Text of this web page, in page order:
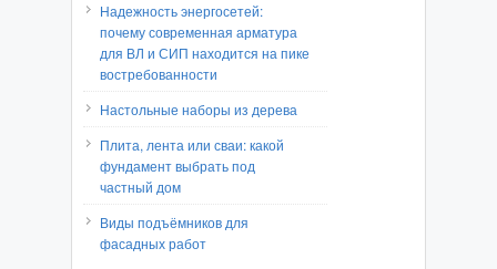
Надежность энергосетей:
почему современная арматура
для ВЛ и СИП находится на пике
востребованности
Настольные наборы из дерева
Плита, лента или сваи: какой
фундамент выбрать под
частный дом
Виды подъёмников для
фасадных работ